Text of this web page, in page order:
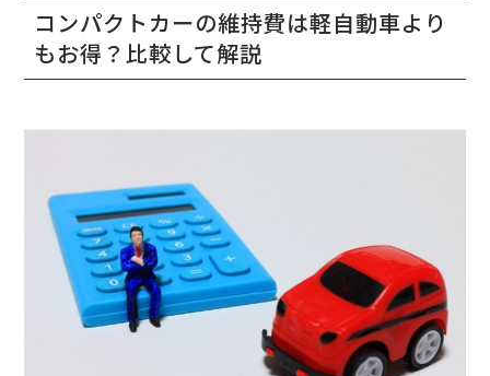
コンパクトカーの維持費は軽自動車より
もお得？比較して解説